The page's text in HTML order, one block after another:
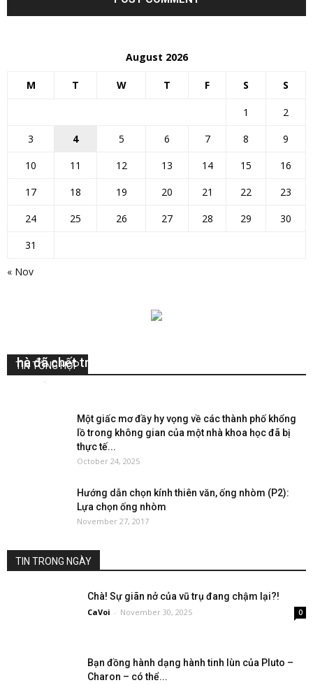
August 2026
M T W T F S S
« Nov
1
2
3
4 5 6 7 8
9
10
11 12 13 14 15
16
17
18 19 20 21 22
23
24
25 26 27 28 29
30
31
TIN TỔNG HỢP
hà đã chết trong giai đoạn vũ trụ sơ khai
-
Một giấc mơ đầy hy vọng về các thành phố khổng
lồ trong không gian của một nhà khoa học đã bị
thực tế...
October 24, 2025
Hướng dẫn chọn kính thiên văn, ống nhòm (P2):
Lựa chọn ống nhòm
November 27, 2017
TIN TRONG NGÀY
Chà! Sự giãn nở của vũ trụ đang chậm lại?!
CaVoi - November 30, 2025 0
Bạn đồng hành dạng hành tinh lùn của Pluto –
Charon – có thể...